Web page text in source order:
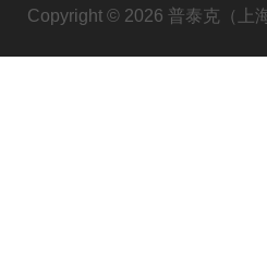
Copyright © 2026 普泰克（上